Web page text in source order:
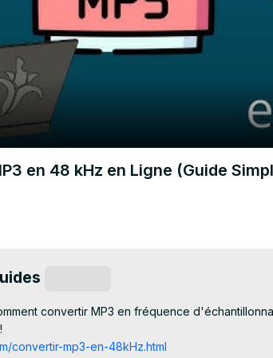
en 48 kHz en Ligne (Guide
convertir MP3 en fréquence
convertir-mp3-en-48kHz.html